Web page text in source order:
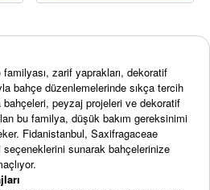
zarif yaprakları, dekoratif
bahçe düzenlemelerinde sıkça tercih
peyzaj projeleri ve dekoratif
bu familya, düşük bakım gereksinimi
Fidanistanbul, Saxifragaceae
sunarak bahçelerinize